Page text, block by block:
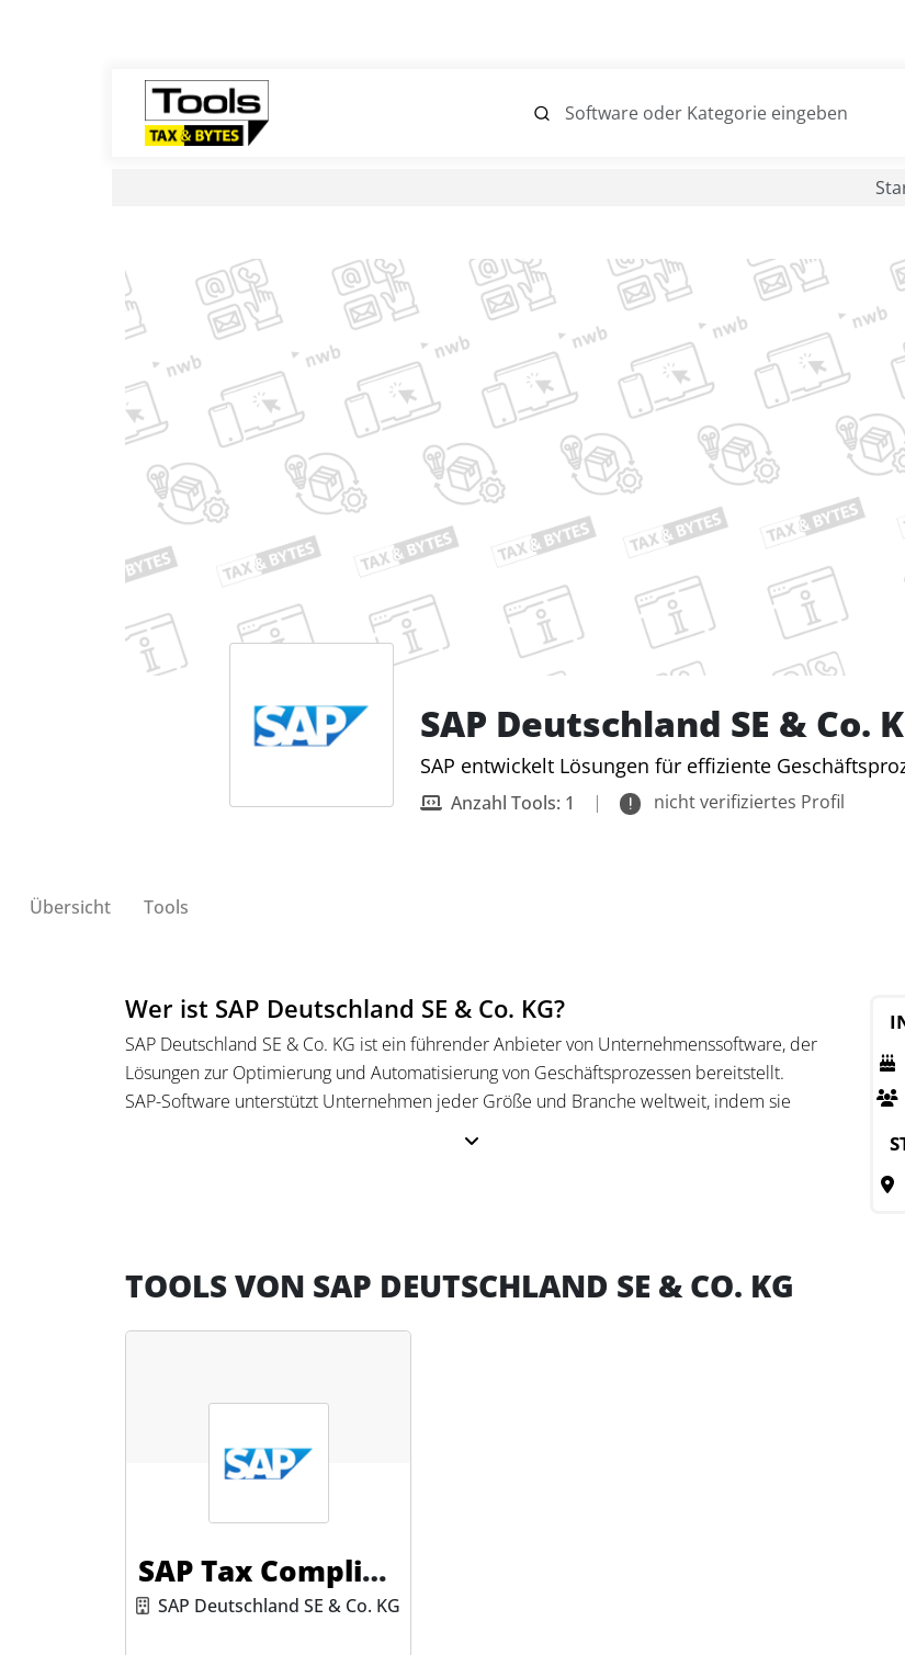
SAP Deutschland SE & Co.
SAP entwickelt Lösungen für effiziente
Anzahl Tools: 1 | nicht verifiziertes Profil
Übersicht Tools
Wer ist SAP Deutschland SE & Co. KG?
SAP Deutschland SE & Co. KG ist ein führender Anbieter von Unternehmenssoftware, der
Lösungen zur Optimierung und Automatisierung von Geschäftsprozessen bereitstellt.
SAP-Software unterstützt Unternehmen jeder Größe und Branche weltweit, indem sie
TOOLS VON SAP DEUTSCHLAND SE & CO. KG
SAP Tax Complian
ce
SAP Deutschland SE & Co. KG